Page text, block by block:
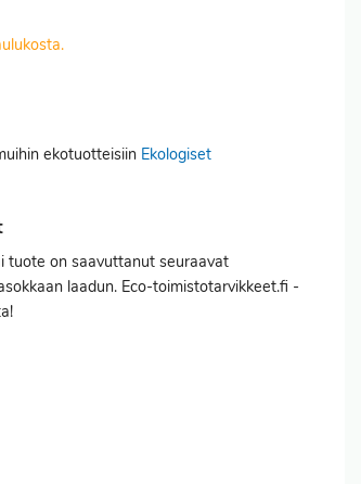
ekotuotteisiin Ekologiset
tuote on saavuttanut seuraavat
laadun. Eco-toimistotarvikkeet.fi -